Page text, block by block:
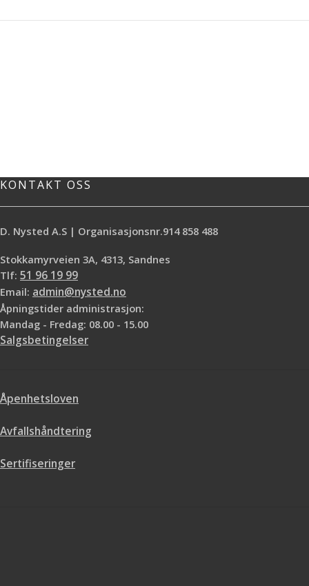
KONTAKT OSS
D. Nysted A.S | Organisasjonsnr.914 858 488
Stokkamyrveien 3A, 4313, Sandnes
Tlf: 51 96 19 99
Email: admin@nysted.no
Åpningstider administrasjon:
Mandag - Fredag: 08.00 - 15.00
Salgsbetingelser
Åpenhetsloven
Avfallshåndtering
Sertifiseringer